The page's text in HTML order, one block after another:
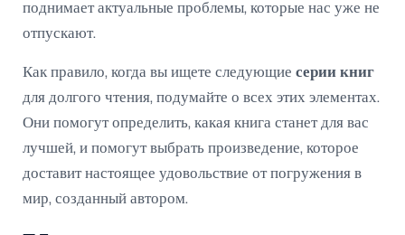
поднимает актуальные проблемы, которые нас уже не
отпускают.
Как правило, когда вы ищете следующие серии книг
для долгого чтения, подумайте о всех этих элементах.
Они помогут определить, какая книга станет для вас
лучшей, и помогут выбрать произведение, которое
доставит настоящее удовольствие от погружения в
мир, созданный автором.